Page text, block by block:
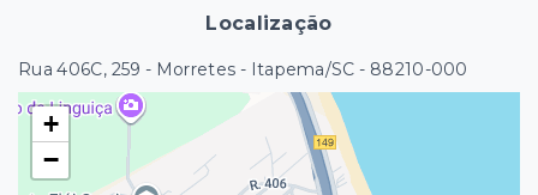
Localização
Rua 406C, 259 - Morretes - Itapema/SC - 88210-000
+
−